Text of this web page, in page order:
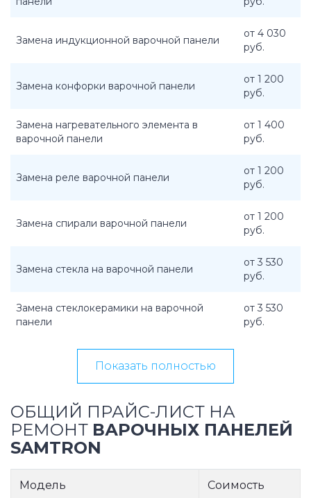
Замена индукционной варочной панели
от 4 030
руб.
Замена конфорки варочной панели
от 1 200
руб.
Замена нагревательного элемента в
варочной панели
от 1 400
руб.
Замена реле варочной панели
от 1 200
руб.
Замена спирали варочной панели
от 1 200
руб.
Замена стекла на варочной панели
от 3 530
руб.
Замена стеклокерамики на варочной
панели
от 3 530
руб.
Показать полностью
ОБЩИЙ ПРАЙС-ЛИСТ НА
РЕМОНТ ВАРОЧНЫХ ПАНЕЛЕЙ
SAMTRON
Модель
Соимость